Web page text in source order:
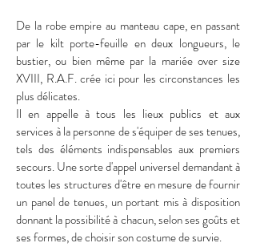
De la robe empire au manteau cape, en passant
par le kilt porte-feuille en deux longueurs, le
bustier, ou bien même par la mariée over size
XVIII, R.A.F. crée ici pour les circonstances les
plus délicates.
Il en appelle à tous les lieux publics et aux
services à la personne de s'équiper de ses tenues,
tels des éléments indispensables aux premiers
secours. Une sorte d'appel universel demandant à
toutes les structures d'être en mesure de fournir
un panel de tenues, un portant mis à disposition
donnant la possibilité à chacun, selon ses goûts et
ses formes, de choisir son costume de survie.